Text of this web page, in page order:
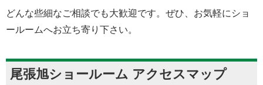
どんな些細なご相談でも大歓迎です。ぜひ、お気軽にショ
ールームへお立ち寄り下さい。
尾張旭ショールーム アクセスマップ